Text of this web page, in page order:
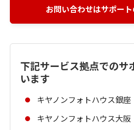
お問い合わせはサポー
下記サービス拠点でのサ
います
キヤノンフォトハウス銀座
キヤノンフォトハウス大阪